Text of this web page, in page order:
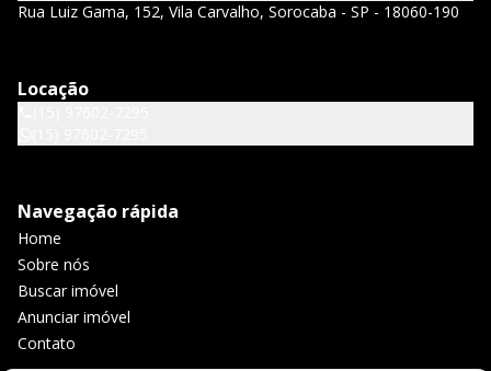
Rua Luiz Gama, 152, Vila Carvalho, Sorocaba - SP - 18060-190
Locação
Navegação rápida
Home
Sobre nós
Buscar imóvel
Anunciar imóvel
Contato